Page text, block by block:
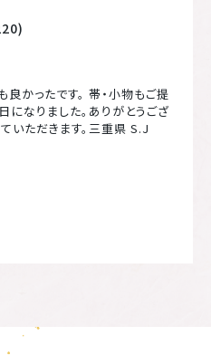
かったです。 帯・小物もご提
なりました。ありがとうござ
いただきます。三重県 S.J